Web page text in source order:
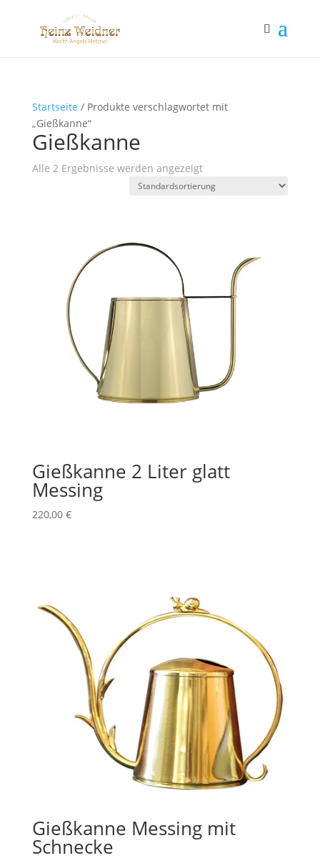
Startseite / Produkte verschlagwortet mit
„Gießkanne“
Gießkanne
Alle 2 Ergebnisse werden angezeigt
Gießkanne 2 Liter glatt
Messing
220,00 €
Gießkanne Messing mit
Schnecke